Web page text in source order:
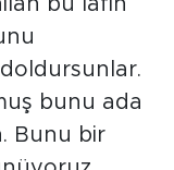
bunu ada
Bunu bir